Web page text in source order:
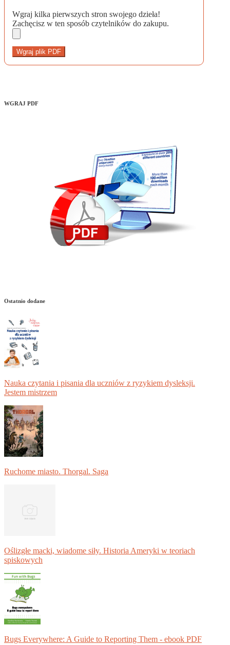
Wgraj kilka pierwszych stron swojego dzieła!
Zachęcisz w ten sposób czytelników do zakupu.
Wgraj plik PDF
WGRAJ PDF
Ostatnio dodane
Nauka czytania i pisania dla uczniów z ryzykiem dysleksji.
Jestem mistrzem
Ruchome miasto. Thorgal. Saga
Oślizgłe macki, wiadome siły. Historia Ameryki w teoriach
spiskowych
Bugs Everywhere: A Guide to Reporting Them - ebook PDF